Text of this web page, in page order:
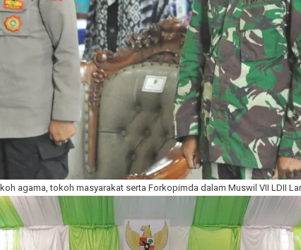
agama, tokoh masyarakat serta Forkopimda dalam Muswil VII LDII